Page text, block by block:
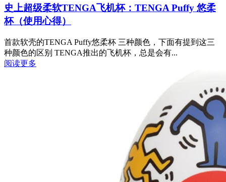
史上超级柔软TENGA飞机杯：TENGA Puffy 悠柔
杯（使用心得）
首款软壳的TENGA Puffy悠柔杯 三种颜色，下面有提到这三
种颜色的区别 TENGA推出的飞机杯，总是会有...
阅读更多